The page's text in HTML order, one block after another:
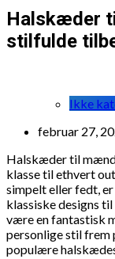
Halskæder
stilfulde
Ikke
februar 27,
Halskæder til
klasse til ethvert
simpelt eller fedt,
klassiske designs
være en fantastisk
personlige stil frem
populære